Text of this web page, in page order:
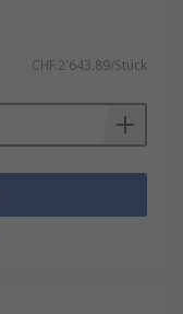
CHF.2'643.89/Stück